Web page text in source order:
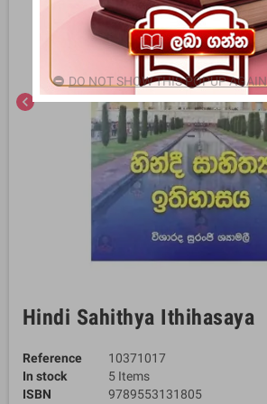
chevron_left
Hindi Sahithya Ithihasaya
Reference
10371017
In stock
5 Items
ISBN
9789553131805
DO NOT SHOW THIS POPUP AGAIN.